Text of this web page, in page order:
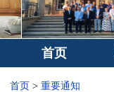
首页
首页 > 重要通知